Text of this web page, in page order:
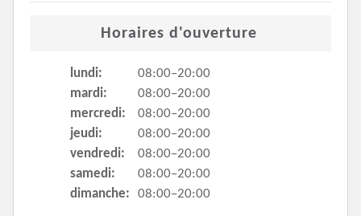
Horaires d'ouverture
lundi:
08:00–20:00
mardi:
08:00–20:00
mercredi:
08:00–20:00
jeudi:
08:00–20:00
vendredi:
08:00–20:00
samedi:
08:00–20:00
dimanche:
08:00–20:00